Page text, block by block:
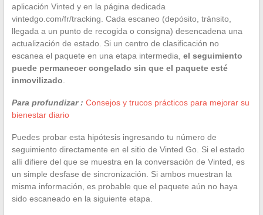
aplicación Vinted y en la página dedicada
vintedgo.com/fr/tracking. Cada escaneo (depósito, tránsito,
llegada a un punto de recogida o consigna) desencadena una
actualización de estado. Si un centro de clasificación no
escanea el paquete en una etapa intermedia, el seguimiento
puede permanecer congelado sin que el paquete esté
inmovilizado
Para profundizar : Consejos y trucos prácticos para mejorar su
bienestar diario
Puedes probar esta hipótesis ingresando tu número de
seguimiento directamente en el sitio de Vinted Go. Si el estado
allí difiere del que se muestra en la conversación de Vinted, es
un simple desfase de sincronización. Si ambos muestran la
misma información, es probable que el paquete aún no haya
sido escaneado en la siguiente etapa.